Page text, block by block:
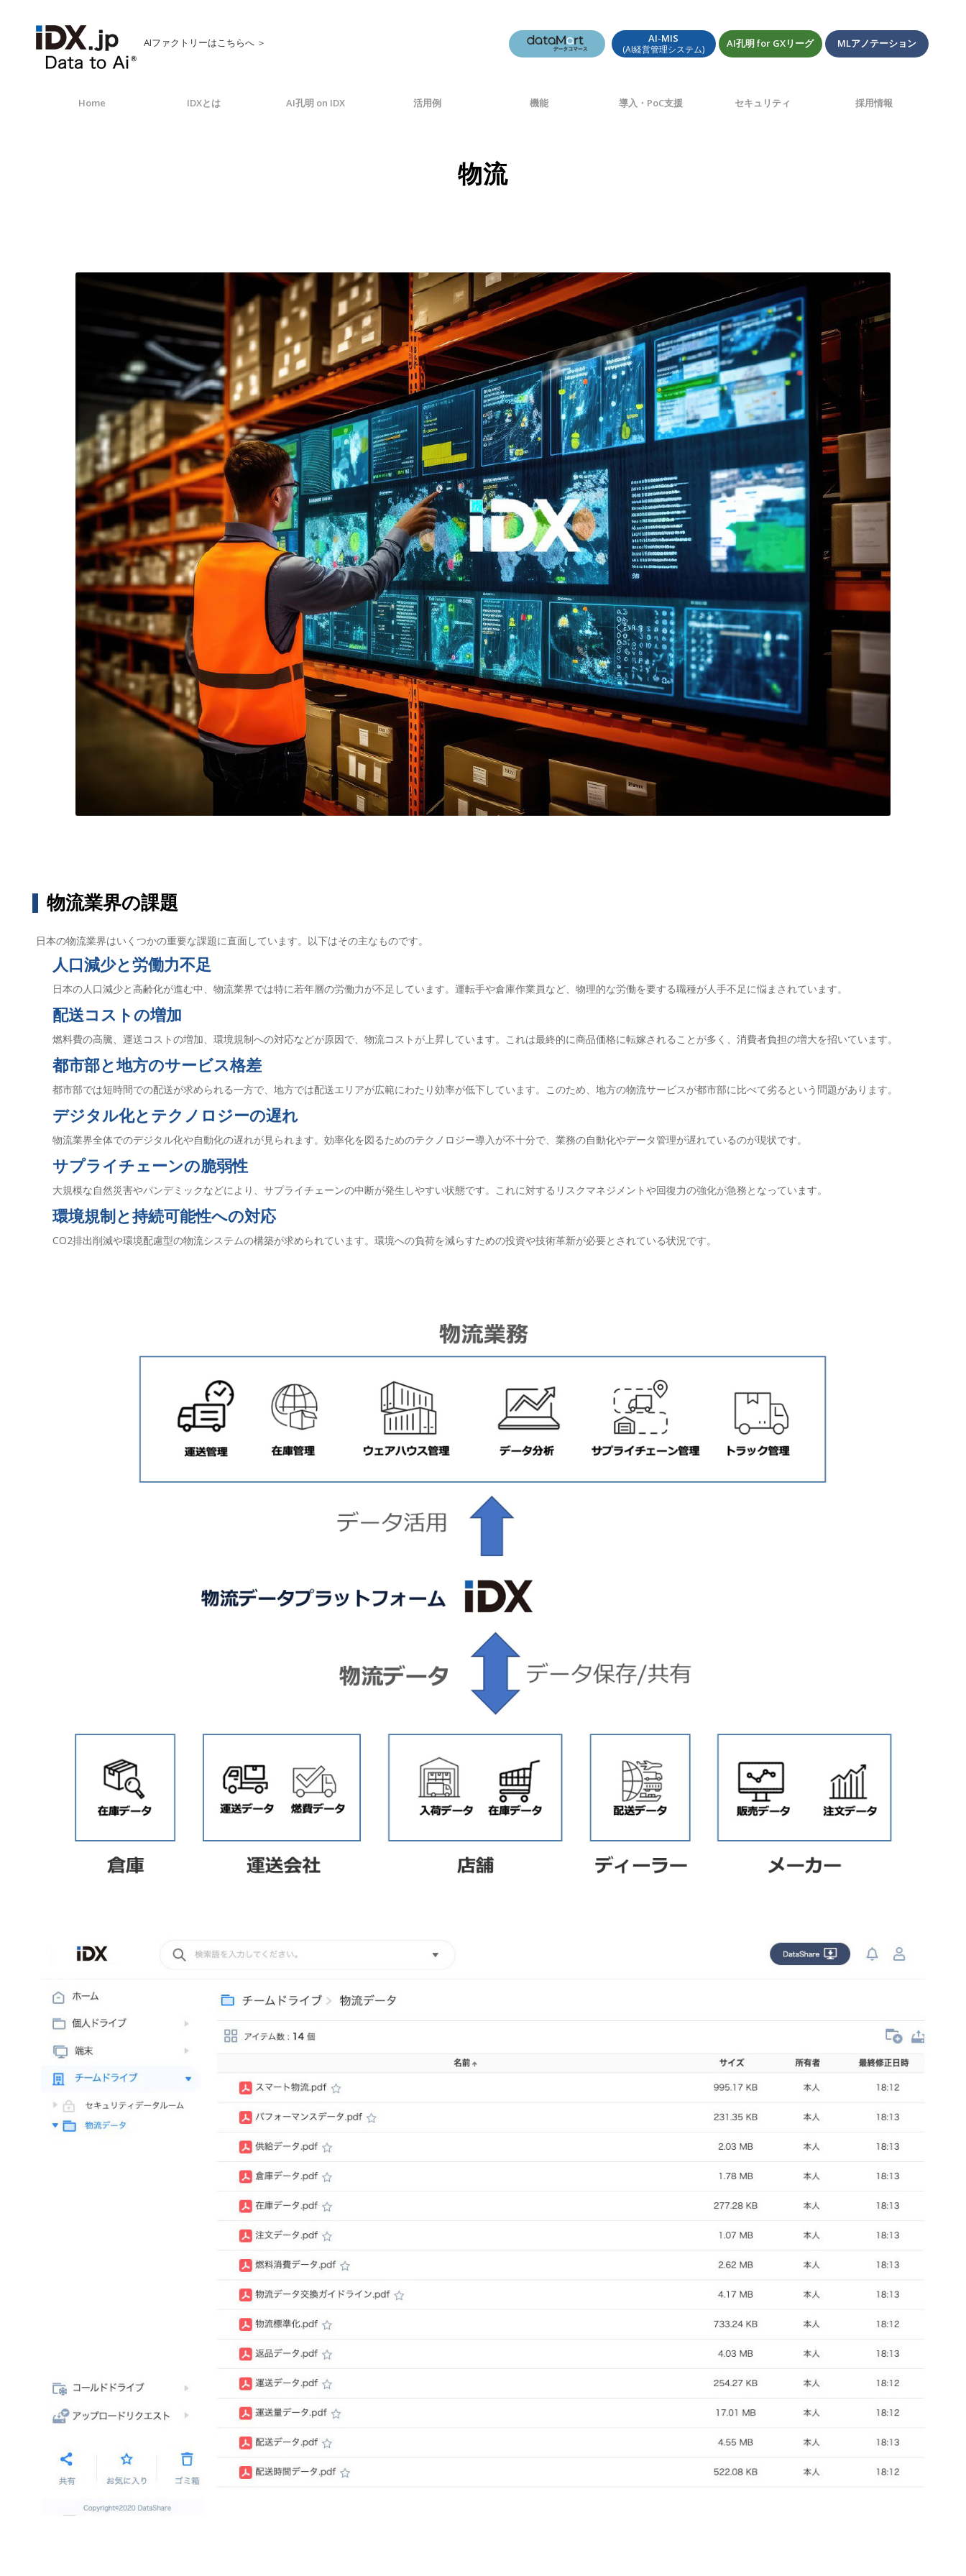
AIファクトリーはこちらへ ＞ AI-MIS
(AI経営管理システム) AI孔明 for GXリーグ MLアノテーション
Home IDXとは AI孔明 on IDX 活用例 機能 導入・PoC支援 セキュリティ 採用情報
物流
物流業界の課題
日本の物流業界はいくつかの重要な課題に直面しています。以下はその主なものです。
人口減少と労働力不足
日本の人口減少と高齢化が進む中、物流業界では特に若年層の労働力が不足しています。運転手や倉庫作業員など、物理的な労働を要する職種が人手不足に悩まされています。
配送コストの増加
燃料費の高騰、運送コストの増加、環境規制への対応などが原因で、物流コストが上昇しています。これは最終的に商品価格に転嫁されることが多く、消費者負担の増大を招いています。
都市部と地方のサービス格差
都市部では短時間での配送が求められる一方で、地方では配送エリアが広範にわたり効率が低下しています。このため、地方の物流サービスが都市部に比べて劣るという問題があります。
デジタル化とテクノロジーの遅れ
物流業界全体でのデジタル化や自動化の遅れが見られます。効率化を図るためのテクノロジー導入が不十分で、業務の自動化やデータ管理が遅れているのが現状です。
サプライチェーンの脆弱性
大規模な自然災害やパンデミックなどにより、サプライチェーンの中断が発生しやすい状態です。これに対するリスクマネジメントや回復力の強化が急務となっています。
環境規制と持続可能性への対応
CO2排出削減や環境配慮型の物流システムの構築が求められています。環境への負荷を減らすための投資や技術革新が必要とされている状況です。